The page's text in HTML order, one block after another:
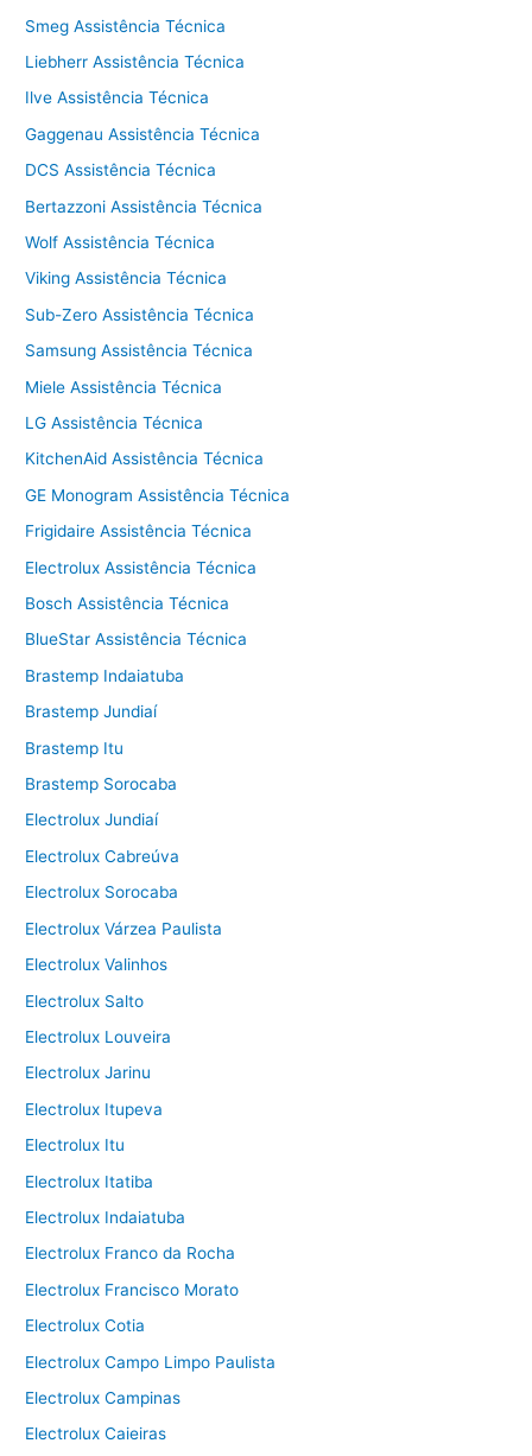
Smeg Assistência Técnica
Liebherr Assistência Técnica
Ilve Assistência Técnica
Gaggenau Assistência Técnica
DCS Assistência Técnica
Bertazzoni Assistência Técnica
Wolf Assistência Técnica
Viking Assistência Técnica
Sub-Zero Assistência Técnica
Samsung Assistência Técnica
Miele Assistência Técnica
LG Assistência Técnica
KitchenAid Assistência Técnica
GE Monogram Assistência Técnica
Frigidaire Assistência Técnica
Electrolux Assistência Técnica
Bosch Assistência Técnica
BlueStar Assistência Técnica
Brastemp Indaiatuba
Brastemp Jundiaí
Brastemp Itu
Brastemp Sorocaba
Electrolux Jundiaí
Electrolux Cabreúva
Electrolux Sorocaba
Electrolux Várzea Paulista
Electrolux Valinhos
Electrolux Salto
Electrolux Louveira
Electrolux Jarinu
Electrolux Itupeva
Electrolux Itu
Electrolux Itatiba
Electrolux Indaiatuba
Electrolux Franco da Rocha
Electrolux Francisco Morato
Electrolux Cotia
Electrolux Campo Limpo Paulista
Electrolux Campinas
Electrolux Caieiras